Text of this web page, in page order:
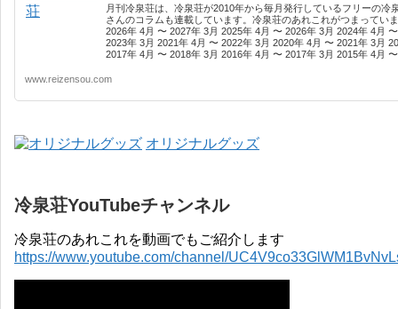
月刊冷泉荘は、冷泉荘が2010年から毎月発行しているフリーの
さんのコラムも連載しています。冷泉荘のあれこれがつまってい
2026年 4月 〜 2027年 3月 2025年 4月 〜 2026年 3月 2024年 4月
2023年 3月 2021年 4月 〜 2022年 3月 2020年 4月 〜 2021年 3月
2017年 4月 〜 2018年 3月 2016年 4月 〜 2017年 3月 2015年 4月
www.reizensou.com
オリジナルグッズ
冷泉荘YouTubeチャンネル
冷泉荘のあれこれを動画でもご紹介します
https://www.youtube.com/channel/